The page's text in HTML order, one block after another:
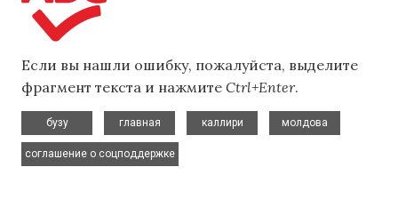
Если вы нашли ошибку, пожалуйста, выделите
фрагмент текста и нажмите Ctrl+Enter.
бузу
главная
каллири
молдова
соглашение о соцподдержке